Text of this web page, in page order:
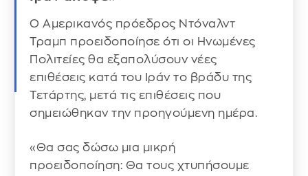
Ο Αμερικανός πρόεδρος Ντόναλντ
Τραμπ προειδοποίησε ότι οι Ηνωμένες
Πολιτείες θα εξαπολύσουν νέες
επιθέσεις κατά του Ιράν το βράδυ της
Τετάρτης, μετά τις επιθέσεις που
σημειώθηκαν την προηγούμενη ημέρα.
«Θα σας δώσω μια μικρή
προειδοποίηση: Θα τους χτυπήσουμε